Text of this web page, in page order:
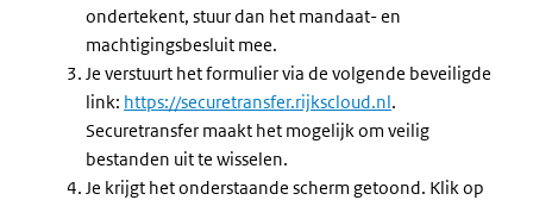
ondertekent, stuur dan het mandaat- en
machtigingsbesluit mee.
Je verstuurt het formulier via de volgende beveiligde
link: https://securetransfer.rijkscloud.nl.
Securetransfer maakt het mogelijk om veilig
bestanden uit te wisselen.
Je krijgt het onderstaande scherm getoond. Klik op